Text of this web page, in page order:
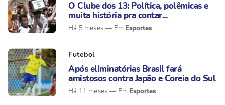
O Clube dos 13: Política, polêmicas e
muita história pra contar...
Há 5 meses Esportes
Futebol
Após eliminatórias Brasil fará
amistosos contra Japão e Coreia do Sul
Há 11 meses Esportes